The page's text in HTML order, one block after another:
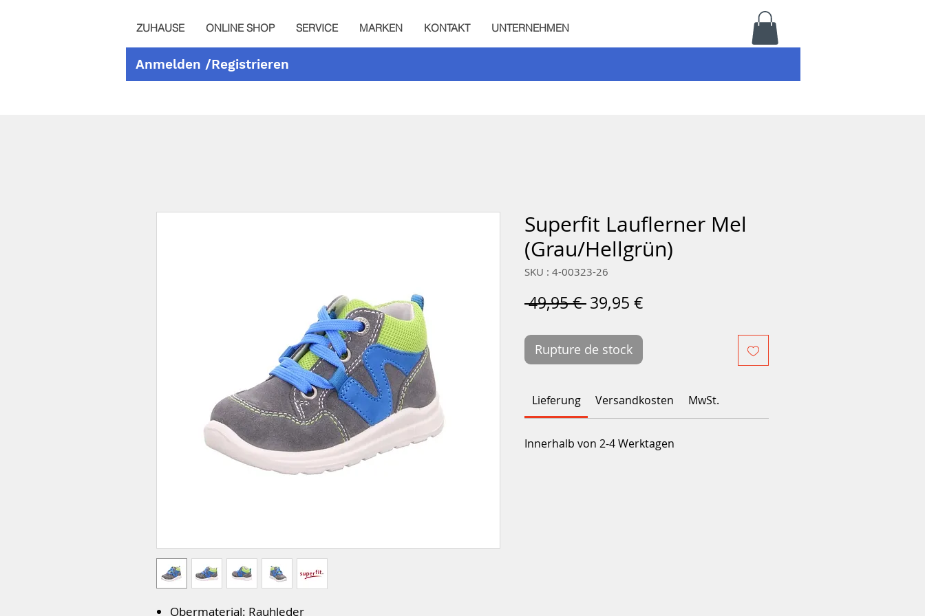
ZUHAUSE ONLINE SHOP SERVICE MARKEN KONTAKT UNTERNEHMEN
Anmelden /Registrieren
Obermaterial: Rauhleder
Superfit Lauflerner Mel
(Grau/Hellgrün)
SKU : 4-00323-26
49,95 € Prix
39,95 €
Rupture de stock
Lieferung Versandkosten MwSt.
Innerhalb von 2-4 Werktagen